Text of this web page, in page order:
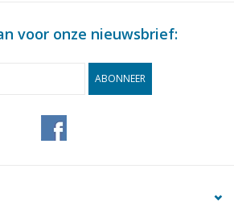
voor onze nieuwsbrief:
ABONNEER